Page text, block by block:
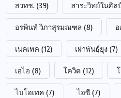
สวทช. (39) สาระวิทย์ในศิล
อรพินท์ วิภาสุรมณฑล (8)
เนคเทค (12) เผ่าพันธุ์ยุง (7)
เอไอ (8) โควิด (12)
ไบโอเทค (7) ไอซี (7)